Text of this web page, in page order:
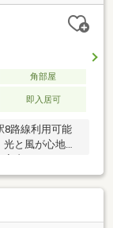
角部屋
即入居可
8路線利用可能
と風が心地よ
る浴室など、
で快適に生活を
ボックスなど
い暮らしを提供